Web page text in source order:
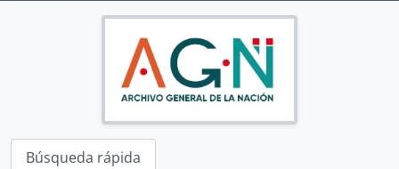
Búsqueda rápida